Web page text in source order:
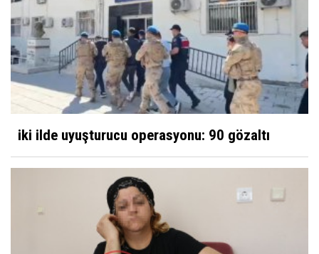
iki ilde uyuşturucu operasyonu: 90 gözaltı